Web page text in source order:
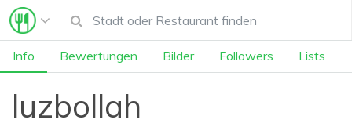
Info Bewertungen Bilder Followers Lists
luzbollah